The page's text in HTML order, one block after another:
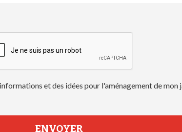
et des idées pour l'aménagement de mon